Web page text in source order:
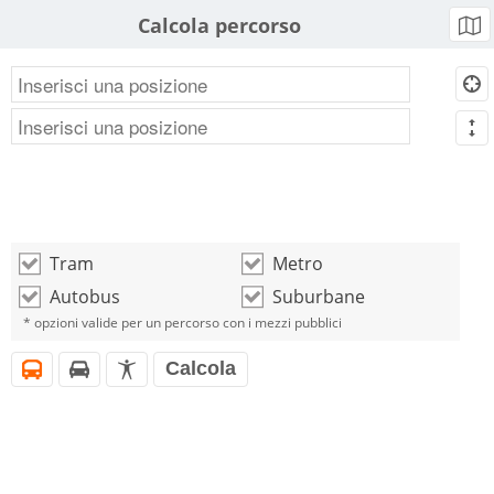
Calcola percorso b
d
m
o Tram o Metro
o Autobus o Suburbane
* opzioni valide per un percorso con i mezzi pubblici
i h l Calcola